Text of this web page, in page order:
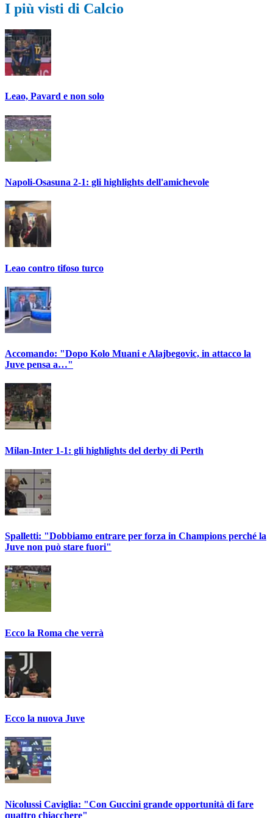
I più visti di Calcio
Leao, Pavard e non solo
Napoli-Osasuna 2-1: gli highlights dell'amichevole
Leao contro tifoso turco
Accomando: "Dopo Kolo Muani e Alajbegovic, in attacco la
Juve pensa a…"
Milan-Inter 1-1: gli highlights del derby di Perth
Spalletti: "Dobbiamo entrare per forza in Champions perché la
Juve non può stare fuori"
Ecco la Roma che verrà
Ecco la nuova Juve
Nicolussi Caviglia: "Con Guccini grande opportunità di fare
quattro chiacchere"